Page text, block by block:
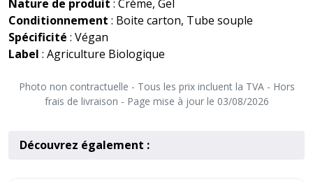
Nature de produit : Crème, Gel
Conditionnement : Boite carton, Tube souple
Spécificité : Végan
Label : Agriculture Biologique
Photo non contractuelle - Tous les prix incluent la TVA - Hors
frais de livraison - Page mise à jour le 03/08/2026
Découvrez également :